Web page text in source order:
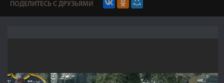
ПОДЕЛИТЕСЬ С ДРУЗЬЯМИ